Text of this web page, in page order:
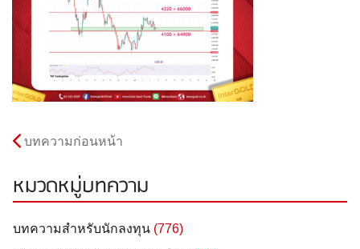
บทความก่อนหน้า
หมวดหมู่บทความ
บทความสำหรับนักลงทุน (776)